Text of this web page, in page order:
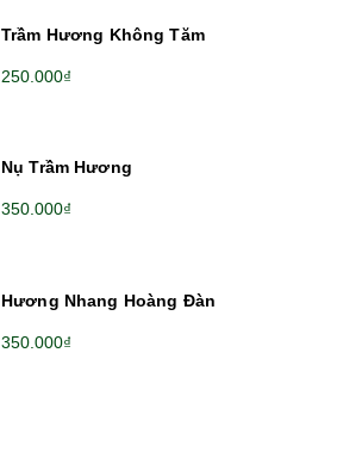
Trầm Hương Không Tăm
250.000₫
Nụ Trầm Hương
350.000₫
Hương Nhang Hoàng Đàn
350.000₫